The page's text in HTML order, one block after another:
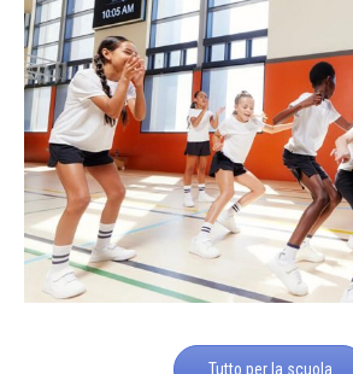
Tutto per la scuola